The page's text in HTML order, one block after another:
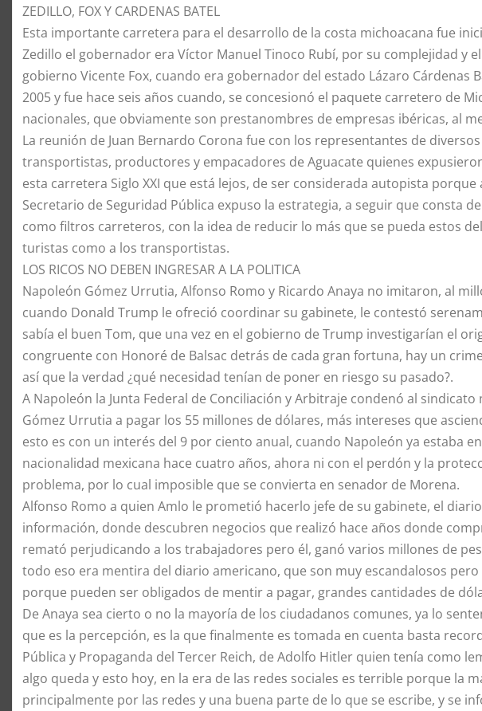
​ZEDILLO, FOX Y CARDENAS BATEL
​Esta importante carretera para el desarrollo de la costa michoacana fue
Zedillo el gobernador era Víctor Manuel Tinoco Rubí, por su complejidad y
gobierno Vicente Fox, cuando era gobernador del estado Lázaro Cárdenas
2005 y fue hace seis años cuando, se concesionó el paquete carretero de
nacionales, que obviamente son prestanombres de empresas ibéricas, al
​La reunión de Juan Bernardo Corona fue con los representantes de
transportistas, productores y empacadores de Aguacate quienes
esta carretera Siglo XXI que está lejos, de ser considerada autopista porque
Secretario de Seguridad Pública expuso la estrategia, a seguir que consta
como filtros carreteros, con la idea de reducir lo más que se pueda estos
turistas como a los transportistas.
​LOS RICOS NO DEBEN INGRESAR A LA POLITICA
​Napoleón Gómez Urrutia, Alfonso Romo y Ricardo Anaya no imitaron, al
cuando Donald Trump le ofreció coordinar su gabinete, le contestó
sabía el buen Tom, que una vez en el gobierno de Trump investigarían el
congruente con Honoré de Balsac detrás de cada gran fortuna, hay un
así que la verdad ¿qué necesidad tenían de poner en riesgo su pasado?.
​A Napoleón la Junta Federal de Conciliación y Arbitraje condenó al
Gómez Urrutia a pagar los 55 millones de dólares, más intereses que
esto es con un interés del 9 por ciento anual, cuando Napoleón ya estaba
nacionalidad mexicana hace cuatro años, ahora ni con el perdón y la
problema, por lo cual imposible que se convierta en senador de Morena.
​Alfonso Romo a quien Amlo le prometió hacerlo jefe de su gabinete, el
información, donde descubren negocios que realizó hace años donde
remató perjudicando a los trabajadores pero él, ganó varios millones de
todo eso era mentira del diario americano, que son muy escandalosos
porque pueden ser obligados de mentir a pagar, grandes cantidades de
De Anaya sea cierto o no la mayoría de los ciudadanos comunes, ya lo
que es la percepción, es la que finalmente es tomada en cuenta basta
Pública y Propaganda del Tercer Reich, de Adolfo Hitler quien tenía como
algo queda y esto hoy, en la era de las redes sociales es terrible porque la
principalmente por las redes y una buena parte de lo que se escribe, y se